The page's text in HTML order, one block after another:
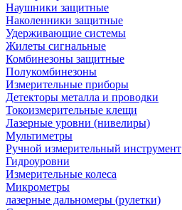
Наушники защитные
Наколенники защитные
Удерживающие системы
Жилеты сигнальные
Комбинезоны защитные
Полукомбинезоны
Измерительные приборы
Детекторы металла и проводки
Токоизмерительные клещи
Лазерные уровни (нивелиры)
Мультиметры
Ручной измерительный инструмент
Гидроуровни
Измерительные колеса
Микрометры
лазерные дальномеры (рулетки)